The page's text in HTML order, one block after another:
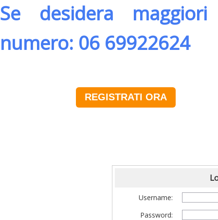
Se desidera
numero: 06 69922624
REGISTRATI ORA
Username:
Password: